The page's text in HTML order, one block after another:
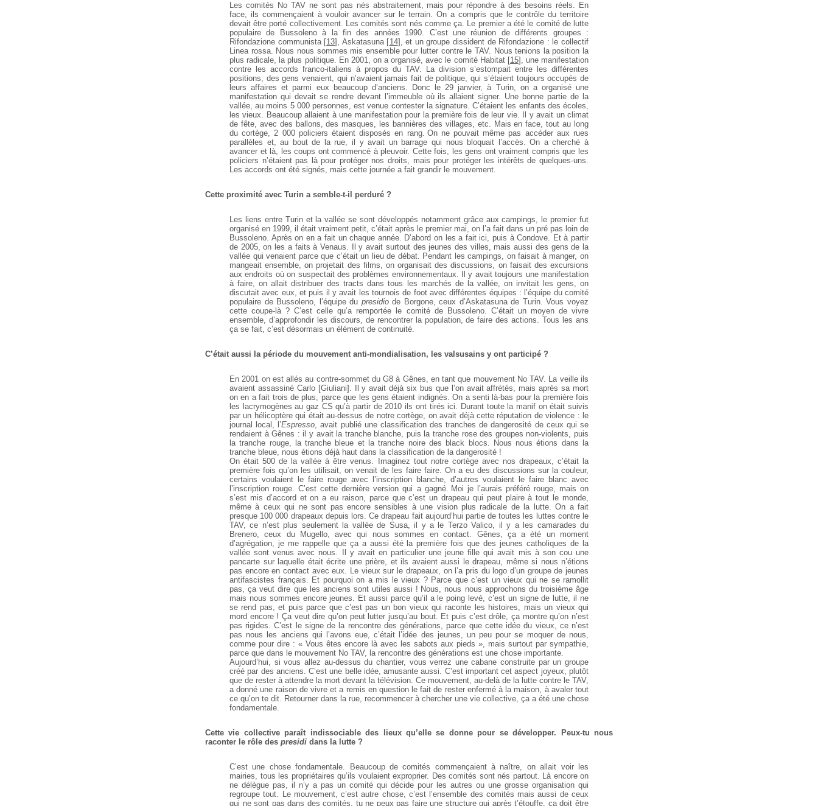
Les comités No TAV ne sont pas nés abstraitement, mais pour répondre à des besoins réels. En
face, ils commençaient à vouloir avancer sur le terrain. On a compris que le contrôle du territoire
devait être porté collectivement. Les comités sont nés comme ça. Le premier a été le comité de lutte
populaire de Bussoleno à la fin des années 1990. C’est une réunion de différents groupes :
Rifondazione communista[13] , Askatasuna[14] , et un groupe dissident de Rifondazione : le collectif
Linea rossa. Nous nous sommes mis ensemble pour lutter contre le TAV. Nous tenions la position la
plus radicale, la plus politique. En 2001, on a organisé, avec le comité Habitat[15] , une manifestation
contre les accords franco-italiens à propos du TAV. La division s’estompait entre les différentes
positions, des gens venaient, qui n’avaient jamais fait de politique, qui s’étaient toujours occupés de
leurs affaires et parmi eux beaucoup d’anciens. Donc le 29 janvier, à Turin, on a organisé une
manifestation qui devait se rendre devant l’immeuble où ils allaient signer. Une bonne partie de la
vallée, au moins 5 000 personnes, est venue contester la signature. C’étaient les enfants des écoles,
les vieux. Beaucoup allaient à une manifestation pour la première fois de leur vie. Il y avait un climat
de fête, avec des ballons, des masques, les bannières des villages, etc. Mais en face, tout au long
du cortège, 2 000 policiers étaient disposés en rang. On ne pouvait même pas accéder aux rues
parallèles et, au bout de la rue, il y avait un barrage qui nous bloquait l’accès. On a cherché à
avancer et là, les coups ont commencé à pleuvoir. Cette fois, les gens ont vraiment compris que les
policiers n’étaient pas là pour protéger nos droits, mais pour protéger les intérêts de quelques-uns.
Les accords ont été signés, mais cette journée a fait grandir le mouvement.
Cette proximité avec Turin a semble-t-il perduré ?
Les liens entre Turin et la vallée se sont développés notamment grâce aux campings, le premier fut
organisé en 1999, il était vraiment petit, c’était après le premier mai, on l’a fait dans un pré pas loin de
Bussoleno. Après on en a fait un chaque année. D’abord on les a fait ici, puis à Condove. Et à partir
de 2005, on les a faits à Venaus. Il y avait surtout des jeunes des villes, mais aussi des gens de la
vallée qui venaient parce que c’était un lieu de débat. Pendant les campings, on faisait à manger, on
mangeait ensemble, on projetait des films, on organisait des discussions, on faisait des excursions
aux endroits où on suspectait des problèmes environnementaux. Il y avait toujours une manifestation
à faire, on allait distribuer des tracts dans tous les marchés de la vallée, on invitait les gens, on
discutait avec eux, et puis il y avait les tournois de foot avec différentes équipes : l’équipe du comité
populaire de Bussoleno, l’équipe du presidiode Borgone, ceux d’Askatasuna de Turin. Vous voyez
cette coupe-là ? C’est celle qu’a remportée le comité de Bussoleno. C’était un moyen de vivre
ensemble, d’approfondir les discours, de rencontrer la population, de faire des actions. Tous les ans
ça se fait, c’est désormais un élément de continuité.
C’était aussi la période du mouvement anti-mondialisation, les valsusains y ont participé ?
En 2001 on est allés au contre-sommet du G8 à Gênes, en tant que mouvement No TAV. La veille ils
avaient assassiné Carlo [Giuliani]. Il y avait déjà six bus que l’on avait affrétés, mais après sa mort
on en a fait trois de plus, parce que les gens étaient indignés. On a senti là-bas pour la première fois
les lacrymogènes au gaz CS qu’à partir de 2010 ils ont tirés ici. Durant toute la manif on était suivis
par un hélicoptère qui était au-dessus de notre cortège, on avait déjà cette réputation de violence : le
journal local, l’Espresso, avait publié une classification des tranches de dangerosité de ceux qui se
rendaient à Gênes : il y avait la tranche blanche, puis la tranche rose des groupes non-violents, puis
la tranche rouge, la tranche bleue et la tranche noire des black blocs. Nous nous étions dans la
tranche bleue, nous étions déjà haut dans la classification de la dangerosité !
On était 500 de la vallée à être venus. Imaginez tout notre cortège avec nos drapeaux, c’était la
première fois qu’on les utilisait, on venait de les faire faire. On a eu des discussions sur la couleur,
certains voulaient le faire rouge avec l’inscription blanche, d’autres voulaient le faire blanc avec
l’inscription rouge. C’est cette dernière version qui a gagné. Moi je l’aurais préféré rouge, mais on
s’est mis d’accord et on a eu raison, parce que c’est un drapeau qui peut plaire à tout le monde,
même à ceux qui ne sont pas encore sensibles à une vision plus radicale de la lutte. On a fait
presque 100 000 drapeaux depuis lors. Ce drapeau fait aujourd’hui partie de toutes les luttes contre le
TAV, ce n’est plus seulement la vallée de Susa, il y a le Terzo Valico, il y a les camarades du
Brenero, ceux du Mugello, avec qui nous sommes en contact. Gênes, ça a été un moment
d’agrégation, je me rappelle que ça a aussi été la première fois que des jeunes catholiques de la
vallée sont venus avec nous. Il y avait en particulier une jeune fille qui avait mis à son cou une
pancarte sur laquelle était écrite une prière, et ils avaient aussi le drapeau, même si nous n’étions
pas encore en contact avec eux. Le vieux sur le drapeaux, on l’a pris du logo d’un groupe de jeunes
antifascistes français. Et pourquoi on a mis le vieux ? Parce que c’est un vieux qui ne se ramollit
pas, ça veut dire que les anciens sont utiles aussi ! Nous, nous nous approchons du troisième âge
mais nous sommes encore jeunes. Et aussi parce qu’il a le poing levé, c’est un signe de lutte, il ne
se rend pas, et puis parce que c’est pas un bon vieux qui raconte les histoires, mais un vieux qui
mord encore ! Ça veut dire qu’on peut lutter jusqu’au bout. Et puis c’est drôle, ça montre qu’on n’est
pas rigides. C’est le signe de la rencontre des générations, parce que cette idée du vieux, ce n’est
pas nous les anciens qui l’avons eue, c’était l’idée des jeunes, un peu pour se moquer de nous,
comme pour dire : « Vous êtes encore là avec les sabots aux pieds », mais surtout par sympathie,
parce que dans le mouvement No TAV, la rencontre des générations est une chose importante.
Aujourd’hui, si vous allez au-dessus du chantier, vous verrez une cabane construite par un groupe
créé par des anciens. C’est une belle idée, amusante aussi. C’est important cet aspect joyeux, plutôt
que de rester à attendre la mort devant la télévision. Ce mouvement, au-delà de la lutte contre le TAV,
a donné une raison de vivre et a remis en question le fait de rester enfermé à la maison, à avaler tout
ce qu’on te dit. Retourner dans la rue, recommencer à chercher une vie collective, ça a été une chose
fondamentale.
Cette vie collective paraît indissociable des lieux qu’elle se donne pour se développer. Peux-tu nous
raconter le rôle des presidi dans la lutte ?
C’est une chose fondamentale. Beaucoup de comités commençaient à naître, on allait voir les
mairies, tous les propriétaires qu’ils voulaient exproprier. Des comités sont nés partout. Là encore on
ne délègue pas, il n’y a pas un comité qui décide pour les autres ou une grosse organisation qui
regroupe tout. Le mouvement, c’est autre chose, c’est l’ensemble des comités mais aussi de ceux
qui ne sont pas dans des comités, tu ne peux pas faire une structure qui après t’étouffe, ça doit être